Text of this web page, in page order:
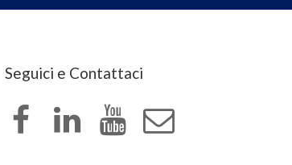
Seguici e Contattaci